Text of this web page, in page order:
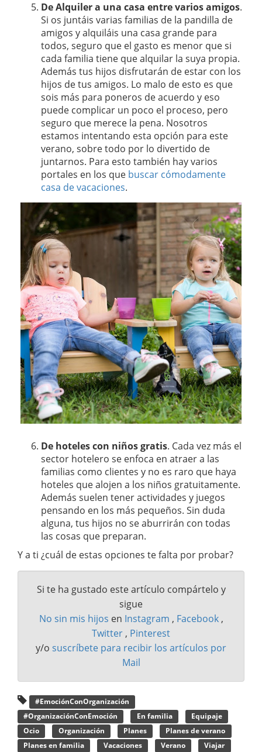
De Alquiler a una casa entre varios amigos.
Si os juntáis varias familias de la pandilla de
amigos y alquiláis una casa grande para
todos, seguro que el gasto es menor que si
cada familia tiene que alquilar la suya propia.
Además tus hijos disfrutarán de estar con los
hijos de tus amigos. Lo malo de esto es que
sois más para poneros de acuerdo y eso
puede complicar un poco el proceso, pero
seguro que merece la pena. Nosotros
estamos intentando esta opción para este
verano, sobre todo por lo divertido de
juntarnos. Para esto también hay varios
portales en los que buscar cómodamente
casa de vacaciones.
De hoteles con niños gratis. Cada vez más el
sector hotelero se enfoca en atraer a las
familias como clientes y no es raro que haya
hoteles que alojen a los niños gratuitamente.
Además suelen tener actividades y juegos
pensando en los más pequeños. Sin duda
alguna, tus hijos no se aburrirán con todas
las cosas que preparan.
Y a ti ¿cuál de estas opciones te falta por probar?
Si te ha gustado este artículo compártelo y
sigue
No sin mis hijos en Instagram , Facebook ,
Twitter , Pinterest
y/o suscríbete para recibir los artículos por
Mail
#EmociónConOrganización
#OrganizaciónConEmoción
En familia
Equipaje
Ocio
Organización Planes
Planes de verano
Planes en familia
Vacaciones Verano Viajar